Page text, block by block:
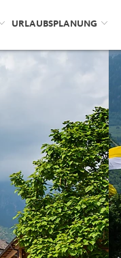
URLAUBSPLANUNG